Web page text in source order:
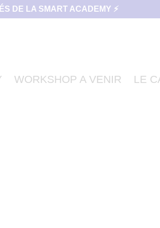
DE LA SMART ACADEMY ⚡
WORKSHOP A VENIR LE